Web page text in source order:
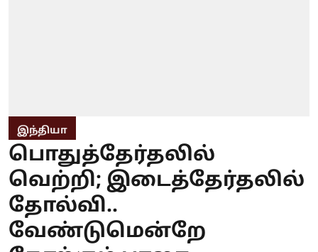
இந்தியா
பொதுத்தேர்தலில்
வெற்றி; இடைத்தேர்தலில்
தோல்வி..
வேண்டுமென்றே